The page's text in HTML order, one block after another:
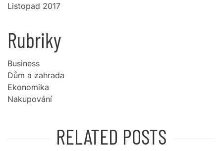
Listopad 2017
Rubriky
Business
Dům a zahrada
Ekonomika
Nakupování
RELATED POSTS